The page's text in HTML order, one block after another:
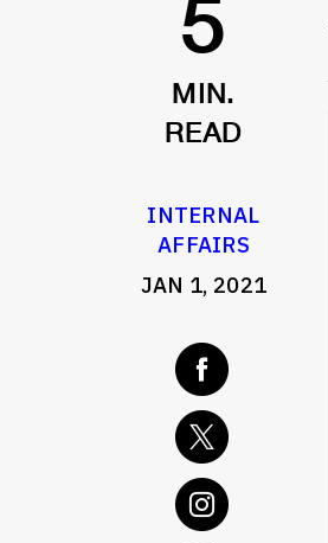
5
MIN.
READ
INTERNAL
AFFAIRS
JAN 1, 2021